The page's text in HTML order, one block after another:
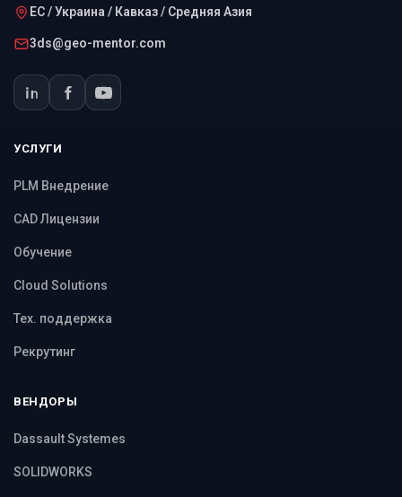
ЕС / Украина / Кавказ / Средняя Азия
3ds@geo-mentor.com
УСЛУГИ
PLM Внедрение
CAD Лицензии
Обучение
Cloud Solutions
Тех. поддержка
Рекрутинг
ВЕНДОРЫ
Dassault Systemes
SOLIDWORKS